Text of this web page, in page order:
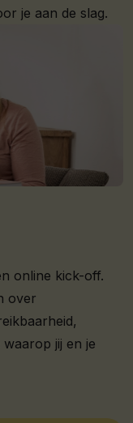
je aan de slag.
online kick-off.
over
jij en je